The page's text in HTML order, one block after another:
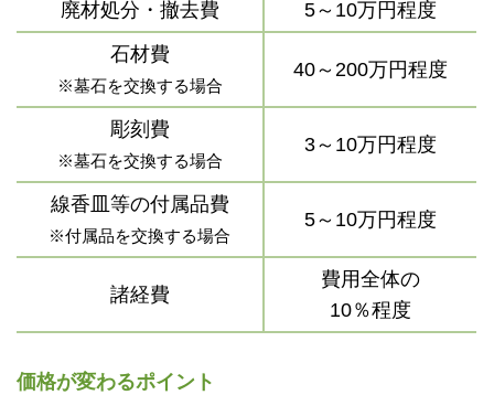
廃材処分・撤去費
5～10万円程度
石材費
※墓石を交換する場合
40～200万円程度
彫刻費
※墓石を交換する場合
3～10万円程度
線香皿等の付属品費
※付属品を交換する場合
5～10万円程度
諸経費
費用全体の
10％程度
価格が変わるポイント